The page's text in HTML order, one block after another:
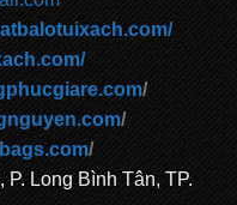
/
/
/
P. Long Bình Tân, TP.